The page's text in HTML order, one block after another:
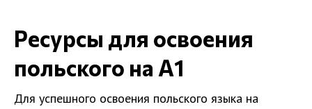
Ресурсы для освоения
польского на A1
Для успешного освоения польского языка на